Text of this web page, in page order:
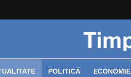
POLITICĂ ECONOMIE